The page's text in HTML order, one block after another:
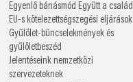
Egyenlő bánásmód Együtt a család
EU-s kötelezettségszegési eljárások
Gyűlölet-bűncselekmények és
gyűlöletbeszéd
Jelentéseink nemzetközi
szervezeteknek